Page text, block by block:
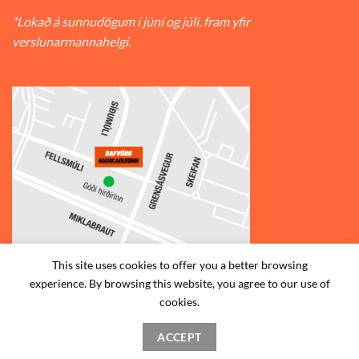
*Lokað á sunnudögum í júní og júlí, fram yfir
verslunarmannahelgi.
© 2026Rafvörumarkaðurinn v/Fellsmúla | Síðumúla 34, 108
Reykjavík | S: 585-2888 |
HAFA SAMBAND
This site uses cookies to offer you a better browsing
experience. By browsing this website, you agree to our use of
cookies.
ACCEPT